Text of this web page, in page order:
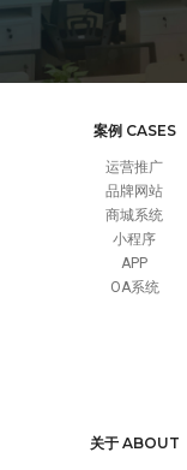
案例 CASES
运营推广
品牌网站
商城系统
小程序
APP
OA系统
关于 ABOUT